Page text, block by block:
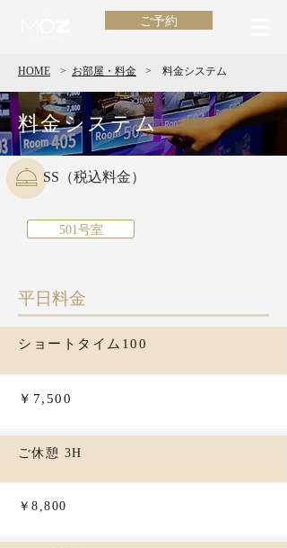
ご予約
HOME > ​お部屋・料金 > 料金システム
​料金システム
SS（税込料金）
501号室
​平日料金
ショートタイム100
￥7,500
ご休憩 3H
￥8,800